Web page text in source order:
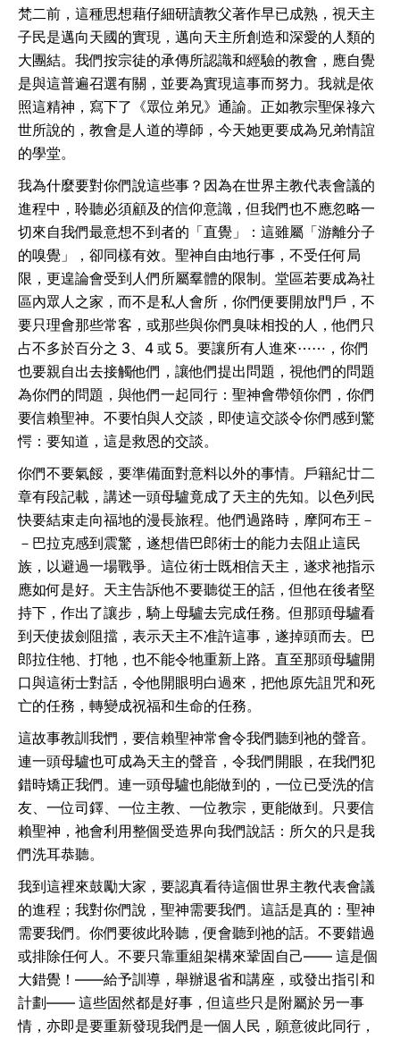
梵二前，這種思想藉仔細研讀教父著作早已成熟，視天主
子民是邁向天國的實現，邁向天主所創造和深愛的人類的
大團結。我們按宗徒的承傳所認識和經驗的教會，應自覺
是與這普遍召選有關，並要為實現這事而努力。我就是依
照這精神，寫下了《眾位弟兄》通諭。正如教宗聖保祿六
世所說的，教會是人道的導師，今天她更要成為兄弟情誼
的學堂。
我為什麼要對你們說這些事？因為在世界主教代表會議的
進程中，聆聽必須顧及的信仰意識，但我們也不應忽略一
切來自我們最意想不到者的「直覺」：這雖屬「游離分子
的嗅覺」，卻同樣有效。聖神自由地行事，不受任何局
限，更遑論會受到人們所屬羣體的限制。堂區若要成為社
區內眾人之家，而不是私人會所，你們便要開放門戶，不
要只理會那些常客，或那些與你們臭味相投的人，他們只
占不多於百分之 3、4 或 5。要讓所有人進來⋯⋯，你們
也要親自出去接觸他們，讓他們提出問題，視他們的問題
為你們的問題，與他們一起同行：聖神會帶領你們，你們
要信賴聖神。不要怕與人交談，即使這交談令你們感到驚
愕：要知道，這是救恩的交談。
你們不要氣餒，要準備面對意料以外的事情。戶籍紀廿二
章有段記載，講述一頭母驢竟成了天主的先知。以色列民
快要結束走向福地的漫長旅程。他們過路時，摩阿布王－
－巴拉克感到震驚，遂想借巴郎術士的能力去阻止這民
族，以避過一場戰爭。這位術士既相信天主，遂求祂指示
應如何是好。天主告訴他不要聽從王的話，但他在後者堅
持下，作出了讓步，騎上母驢去完成任務。但那頭母驢看
到天使拔劍阻擋，表示天主不准許這事，遂掉頭而去。巴
郎拉住牠、打牠，也不能令牠重新上路。直至那頭母驢開
口與這術士對話，令他開眼明白過來，把他原先詛咒和死
亡的任務，轉變成祝福和生命的任務。
這故事教訓我㥃，要信賴聖神常會令我們聽到祂的聲音。
連一頭母驢也可成為天主的聲音，令我們開眼，在我們犯
錯時矯正我們。連一頭母驢也能做到的，一位已受洗的信
友、一位司鐸、一位主教、一位教宗，更能做到。只要信
賴聖神，祂會利用整個受造界向我們說話：所欠的只是我
們洗耳恭聽。
我到這裡來鼓勵大家，要認真看待這個世界主教代表會議
的進程；我對你們說，聖神需要我們。這話是真的：聖神
需要我們。你們要彼此聆聽，便會聽到祂的話。不要錯過
或排除任何人。不要只靠重組架構來鞏固自己—— 這是個
大錯覺！——給予訓導，舉辦退省和講座，或發出指引和
計劃—— 這些固然都是好事，但這些只是附屬於另一事
情，亦即是要重新發現我們是一個人民，願意彼此同行，